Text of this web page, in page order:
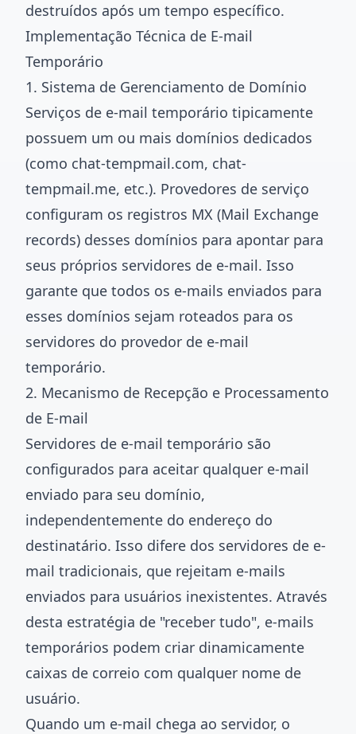
destruídos após um tempo específico.
Implementação Técnica de E-mail
Temporário
1. Sistema de Gerenciamento de Domínio
Serviços de e-mail temporário tipicamente
possuem um ou mais domínios dedicados
(como chat-tempmail.com, chat-
tempmail.me, etc.). Provedores de serviço
configuram os registros MX (Mail Exchange
records) desses domínios para apontar para
seus próprios servidores de e-mail. Isso
garante que todos os e-mails enviados para
esses domínios sejam roteados para os
servidores do provedor de e-mail
temporário.
2. Mecanismo de Recepção e Processamento
de E-mail
Servidores de e-mail temporário são
configurados para aceitar qualquer e-mail
enviado para seu domínio,
independentemente do endereço do
destinatário. Isso difere dos servidores de e-
mail tradicionais, que rejeitam e-mails
enviados para usuários inexistentes. Através
desta estratégia de "receber tudo", e-mails
temporários podem criar dinamicamente
caixas de correio com qualquer nome de
usuário.
Quando um e-mail chega ao servidor, o